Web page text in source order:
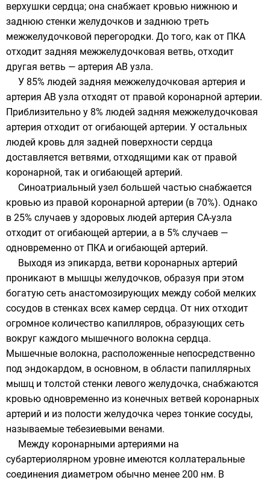
верхушки сердца; она снабжает кровью нижнюю и
заднюю стенки желудочков и заднюю треть
межжелудочковой перегородки. До того, как от ПКА
отходит задняя межжелудочковая ветвь, отходит
другая ветвь — артерия АВ узла.
У 85% людей задняя межжелудочковая артерия и
артерия АВ узла отходят от правой коронарной артерии.
Приблизительно у 8% людей задняя межжелудочковая
артерия отходит от огибающей артерии. У остальных
людей кровь для задней поверхности сердца
доставляется ветвями, отходящими как от правой
коронарной, так и огибающей артерий.
Синоатриальный узел большей частью снабжается
кровью из правой коронарной артерии (в 70%). Однако
в 25% случаев у здоровых людей артерия СА-узла
отходит от огибающей артерии, а в 5% случаев —
одновременно от ПКА и огибающей артерий.
Выходя из эпикарда, ветви коронарных артерий
проникают в мышцы желудочков, образуя при этом
богатую сеть анастомозирующих между собой мелких
сосудов в стенках всех камер сердца. От них отходит
огромное количество капилляров, образующих сеть
вокруг каждого мышечного волокна сердца.
Мышечные волокна, расположенные непосредственно
под эндокардом, в основном, в области папиллярных
мышц и толстой стенки левого желудочка, снабжаются
кровью одновременно из конечных ветвей коронарных
артерий и из полости желудочка через тонкие сосуды,
называемые тебезиевыми венами.
Между коронарными артериями на
субартериолярном уровне имеются коллатеральные
соединения диаметром обычно менее 200 нм. В